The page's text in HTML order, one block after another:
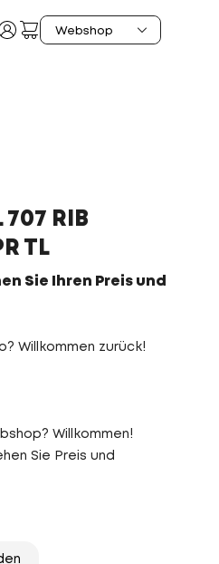
707 RIB
TL
Sie Ihren Preis und
Willkommen zurück!
Willkommen!
Sie Preis und